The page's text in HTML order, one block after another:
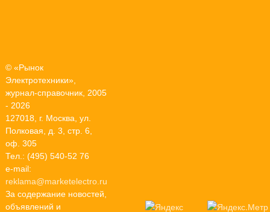
© «Рынок
Электротехники»,
журнал-справочник, 2005
- 2026
127018, г. Москва, ул.
Полковая, д. 3, стр. 6,
оф. 305
Тел.: (495) 540-52 76
e-mail:
reklama@marketelectro.ru
За содержание новостей,
объявлений и